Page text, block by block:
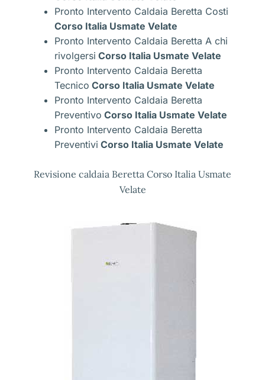
Pronto Intervento Caldaia Beretta Costi
Corso Italia Usmate Velate
Pronto Intervento Caldaia Beretta A chi
rivolgersi Corso Italia Usmate Velate
Pronto Intervento Caldaia Beretta
Tecnico Corso Italia Usmate Velate
Pronto Intervento Caldaia Beretta
Preventivo Corso Italia Usmate Velate
Pronto Intervento Caldaia Beretta
Preventivi Corso Italia Usmate Velate
Revisione caldaia Beretta Corso Italia Usmate
Velate